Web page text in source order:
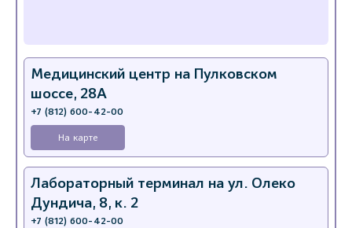
Медицинский центр на Пулковском
шоссе, 28А
+7 (812) 600-42-00
На карте
Лабораторный терминал на ул. Олеко
Дундича, 8, к. 2
+7 (812) 600-42-00